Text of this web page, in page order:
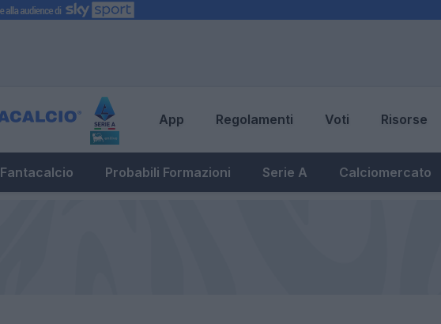
App Regolamenti Voti Risorse
Fantacalcio Probabili Formazioni Serie A Calciomercato